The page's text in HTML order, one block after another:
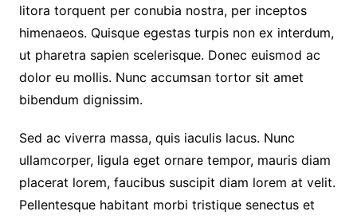
litora torquent per conubia nostra, per inceptos
himenaeos. Quisque egestas turpis non ex interdum,
ut pharetra sapien scelerisque. Donec euismod ac
dolor eu mollis. Nunc accumsan tortor sit amet
bibendum dignissim.
Sed ac viverra massa, quis iaculis lacus. Nunc
ullamcorper, ligula eget ornare tempor, mauris diam
placerat lorem, faucibus suscipit diam lorem at velit.
Pellentesque habitant morbi tristique senectus et